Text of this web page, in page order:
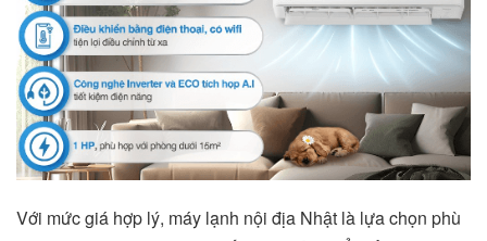
Với mức giá hợp lý, máy lạnh nội địa Nhật là lựa chọn phù